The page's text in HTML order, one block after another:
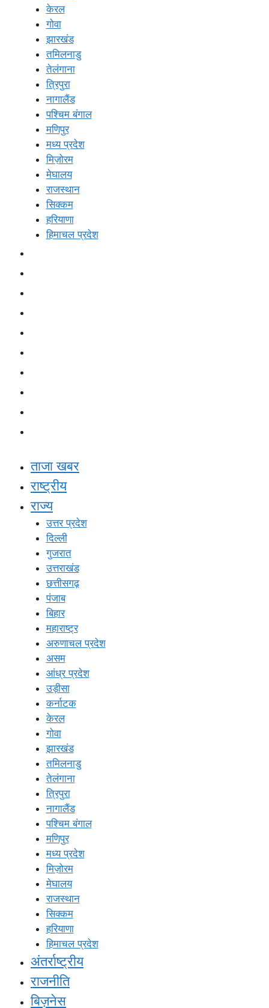
केरल
गोवा
झारखंड
तमिलनाडु
तेलंगाना
त्रिपुरा
नागालैंड
पश्चिम बंगाल
मणिपुर
मध्य प्रदेश
मिज़ोरम
मेघालय
राजस्थान
सिक्कम
हरियाणा
हिमाचल प्रदेश
ताजा खबर
राष्ट्रीय
राज्य
उत्तर प्रदेश
दिल्ली
गुजरात
उत्तराखंड
छत्तीसगढ़
पंजाब
बिहार
महाराष्ट्र
अरुणाचल प्रदेश
असम
आंध्र प्रदेश
उड़ीसा
कर्नाटक
केरल
गोवा
झारखंड
तमिलनाडु
तेलंगाना
त्रिपुरा
नागालैंड
पश्चिम बंगाल
मणिपुर
मध्य प्रदेश
मिज़ोरम
मेघालय
राजस्थान
सिक्कम
हरियाणा
हिमाचल प्रदेश
अंतर्राष्ट्रीय
राजनीति
बिज़नेस